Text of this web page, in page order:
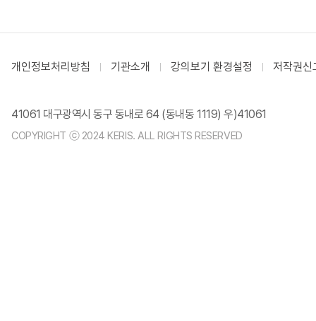
개인정보처리방침 기관소개 강의보기 환경설정 저작권신
41061 대구광역시 동구 동내로 64 (동내동 1119) 우)41061
COPYRIGHT ⓒ 2024 KERIS. ALL RIGHTS RESERVED